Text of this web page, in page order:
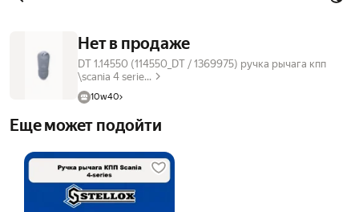
Нет в продаже
DT 1.14550 (114550_DT / 1369975) ручка рычага кпп
\scania 4 serie...
10w40
Еще может подойти